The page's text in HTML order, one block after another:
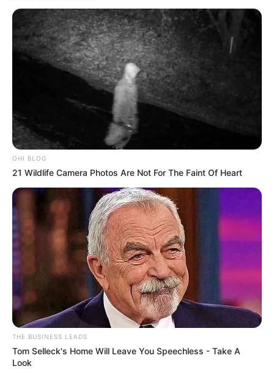
OHI BLOG
21 Wildlife Camera Photos Are Not For The Faint Of Heart
THE BUSINESS LEADS
Tom Selleck's Home Will Leave You Speechless - Take A
Look